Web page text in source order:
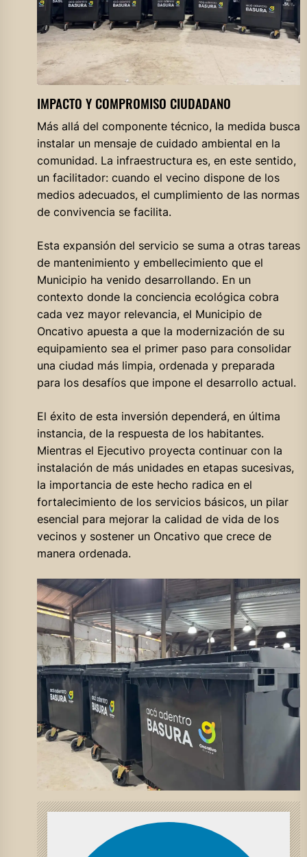
IMPACTO Y COMPROMISO CIUDADANO
Más allá del componente técnico, la medida busca
instalar un mensaje de cuidado ambiental en la
comunidad. La infraestructura es, en este sentido,
un facilitador: cuando el vecino dispone de los
medios adecuados, el cumplimiento de las normas
de convivencia se facilita.
Esta expansión del servicio se suma a otras tareas
de mantenimiento y embellecimiento que el
Municipio ha venido desarrollando. En un
contexto donde la conciencia ecológica cobra
cada vez mayor relevancia, el Municipio de
Oncativo apuesta a que la modernización de su
equipamiento sea el primer paso para consolidar
una ciudad más limpia, ordenada y preparada
para los desafíos que impone el desarrollo actual.
El éxito de esta inversión dependerá, en última
instancia, de la respuesta de los habitantes.
Mientras el Ejecutivo proyecta continuar con la
instalación de más unidades en etapas sucesivas,
la importancia de este hecho radica en el
fortalecimiento de los servicios básicos, un pilar
esencial para mejorar la calidad de vida de los
vecinos y sostener un Oncativo que crece de
manera ordenada.